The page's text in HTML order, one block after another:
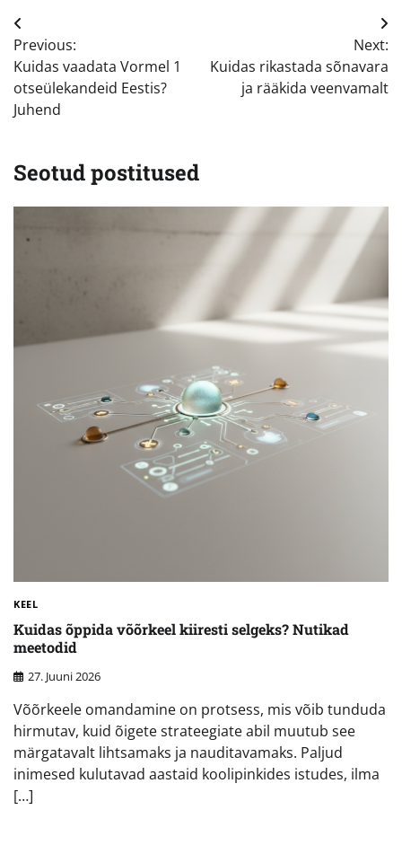
Navigeerimine
Previous:
Kuidas vaadata Vormel 1
otseülekandeid Eestis?
Juhend
Next:
Kuidas rikastada sõnavara
ja rääkida veenvamalt
Seotud postitused
KEEL
Kuidas õppida võõrkeel kiiresti selgeks? Nutikad
meetodid
27. Juuni 2026
Võõrkeele omandamine on protsess, mis võib tunduda
hirmutav, kuid õigete strateegiate abil muutub see
märgatavalt lihtsamaks ja nauditavamaks. Paljud
inimesed kulutavad aastaid koolipinkides istudes, ilma
[…]